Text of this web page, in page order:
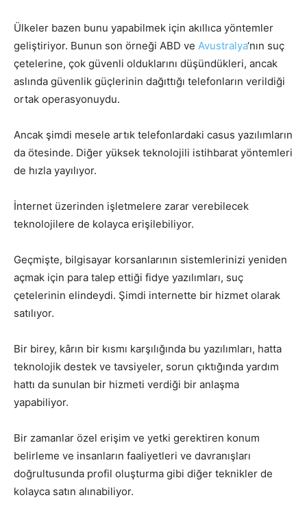
Ülkeler bazen bunu yapabilmek için akıllıca yöntemler
geliştiriyor. Bunun son örneği ABD ve Avustralya‘nın suç
çetelerine, çok güvenli olduklarını düşündükleri, ancak
aslında güvenlik güçlerinin dağıttığı telefonların verildiği
ortak operasyonuydu.
Ancak şimdi mesele artık telefonlardaki casus yazılımların
da ötesinde. Diğer yüksek teknolojili istihbarat yöntemleri
de hızla yayılıyor.
İnternet üzerinden işletmelere zarar verebilecek
teknolojilere de kolayca erişilebiliyor.
Geçmişte, bilgisayar korsanlarının sistemlerinizi yeniden
açmak için para talep ettiği fidye yazılımları, suç
çetelerinin elindeydi. Şimdi internette bir hizmet olarak
satılıyor.
Bir birey, kârın bir kısmı karşılığında bu yazılımları, hatta
teknolojik destek ve tavsiyeler, sorun çıktığında yardım
hattı da sunulan bir hizmeti verdiği bir anlaşma
yapabiliyor.
Bir zamanlar özel erişim ve yetki gerektiren konum
belirleme ve insanların faaliyetleri ve davranışları
doğrultusunda profil oluşturma gibi diğer teknikler de
kolayca satın alınabiliyor.